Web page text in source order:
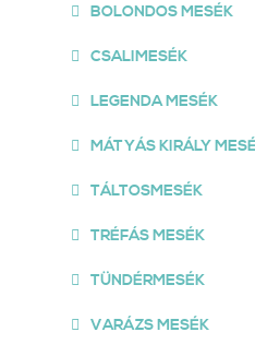
BOLONDOS MESÉK
CSALIMESÉK
LEGENDA MESÉK
MÁTYÁS KIRÁLY
TÁLTOSMESÉK
TRÉFÁS MESÉK
TÜNDÉRMESÉK
VARÁZS MESÉK